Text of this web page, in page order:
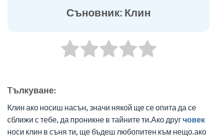
Съновник: Клин
Tълкуване:
Клин ако носиш насън, значи някой ще се опита да се
сближи с тебе, да проникне в тайните ти.Ако другчовек
носи клин в съня ти, ще бъдеш любопитен към нещо.ако